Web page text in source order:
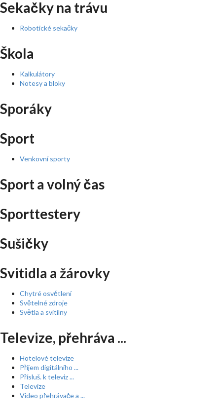
Sekačky na trávu
Robotické sekačky
Škola
Kalkulátory
Notesy a bloky
Sporáky
Sport
Venkovní sporty
Sport a volný čas
Sporttestery
Sušičky
Svitidla a žárovky
Chytré osvětlení
Světelné zdroje
Světla a svítilny
Televize, přehráva ...
Hotelové televize
Příjem digitálního ...
Přísluš. k televiz ...
Televize
Video přehrávače a ...